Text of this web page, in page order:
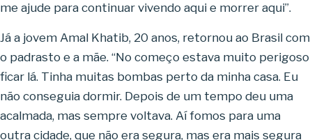
me ajude para continuar vivendo aqui e morrer aqui”.
Já a jovem Amal Khatib, 20 anos, retornou ao Brasil com
o padrasto e a mãe. “No começo estava muito perigoso
ficar lá. Tinha muitas bombas perto da minha casa. Eu
não conseguia dormir. Depois de um tempo deu uma
acalmada, mas sempre voltava. Aí fomos para uma
outra cidade, que não era segura, mas era mais segura